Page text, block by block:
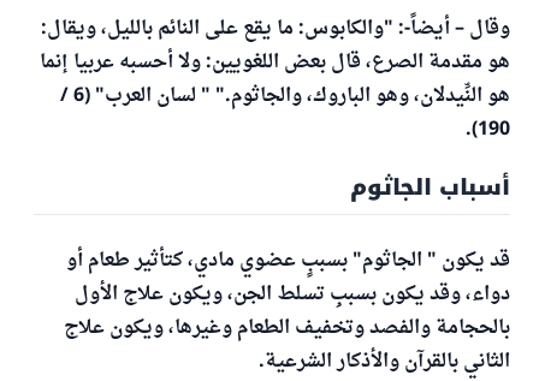
وقال – أيضاً-: "والكابوس: ما يقع على النائم بالليل، ويقال:
هو مقدمة الصرع، قال بعض اللغويين: ولا أحسبه عربيا إنما
هو النِّيدلان، وهو الباروك، والجاثوم." " لسان العرب" (6 /
190).
أسباب الجاثوم
قد يكون " الجاثوم" بسببٍ عضوي مادي، كتأثير طعام أو
دواء، وقد يكون بسببِ تسلط الجن، ويكون علاج الأول
بالحجامة والفصد وتخفيف الطعام وغيرها، ويكون علاج
الثاني بالقرآن والأذكار الشرعية.